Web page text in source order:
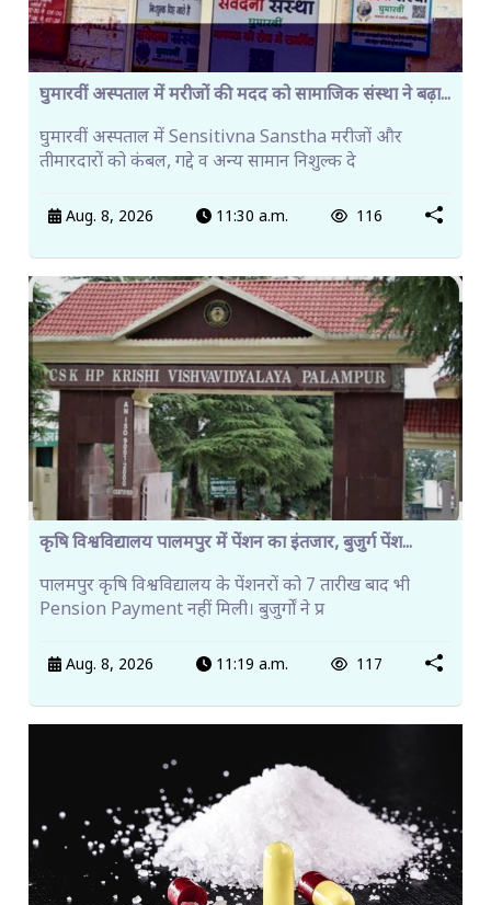
घुमारवीं अस्पताल में मरीजों की मदद को सामाजिक संस्था ने बढ़ा...
घुमारवीं अस्पताल में Sensitivna Sanstha मरीजों और
तीमारदारों को कंबल, गद्दे व अन्य सामान निशुल्क दे
Aug. 8, 2026 11:30 a.m. 116
कृषि विश्वविद्यालय पालमपुर में पेंशन का इंतजार, बुजुर्ग पेंश...
पालमपुर कृषि विश्वविद्यालय के पेंशनरों को 7 तारीख बाद भी
Pension Payment नहीं मिली। बुजुर्गों ने प्र
Aug. 8, 2026 11:19 a.m. 117